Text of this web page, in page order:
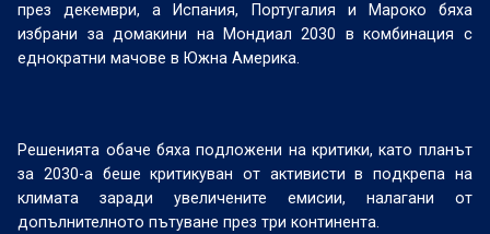
през декември, а Испания, Португалия и Мароко бяха
избрани за домакини на Мондиал 2030 в комбинация с
еднократни мачове в Южна Америка.
Решенията обаче бяха подложени на критики, като планът
за 2030-а беше критикуван от активисти в подкрепа на
климата заради увеличените емисии, налагани от
допълнителното пътуване през три континента.